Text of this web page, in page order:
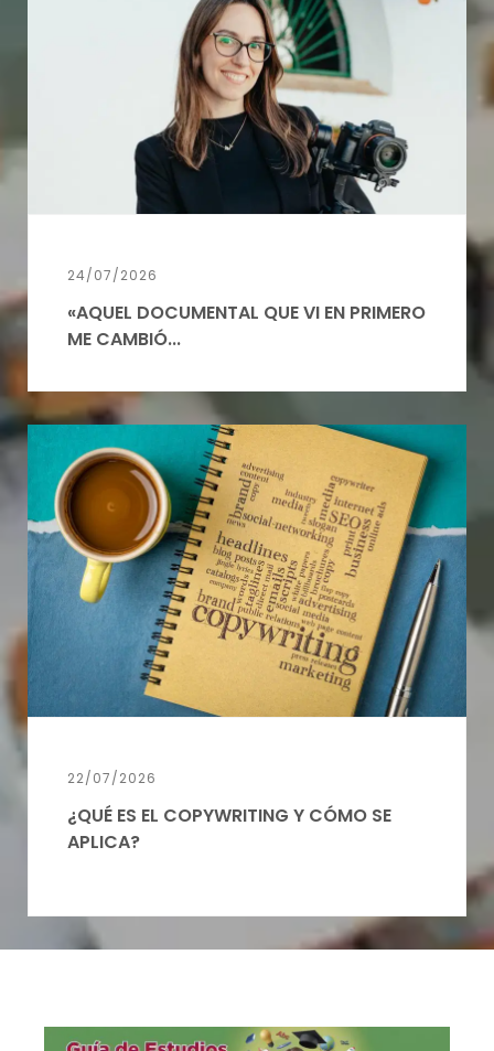
24/07/2026
«AQUEL DOCUMENTAL QUE VI EN PRIMERO
ME CAMBIÓ...
22/07/2026
¿QUÉ ES EL COPYWRITING Y CÓMO SE
APLICA?